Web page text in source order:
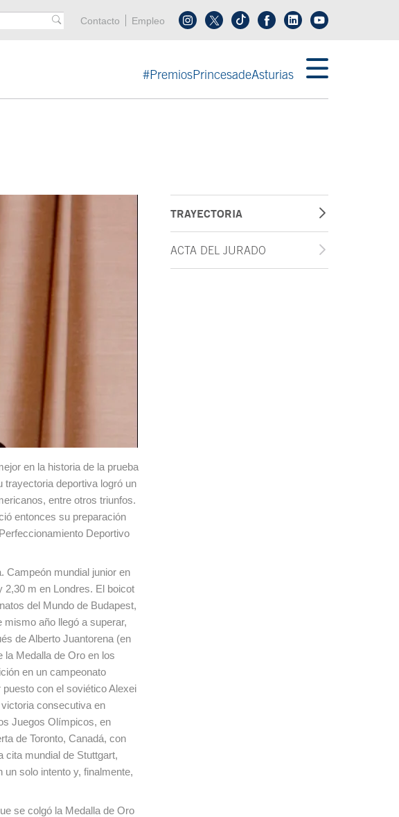
Menú cabecera
Contacto Empleo Síguenos en tiktokSíguenos en linkedin
#PremiosPrincesadeAsturias
en la historia de la prueba
trayectoria deportiva logró un
entre otros triunfos.
entonces su preparación
Deportivo
Campeón mundial junior en
2,30 m en Londres. El boicot
del Mundo de Budapest,
año llegó a superar,
de Alberto Juantorena (en
la Medalla de Oro en los
en un campeonato
con el soviético Alexei
consecutiva en
Juegos Olímpicos, en
de Toronto, Canadá, con
cita mundial de Stuttgart,
solo intento y, finalmente,
se colgó la Medalla de Oro
TRAYECTORIA
ACTA DEL JURADO